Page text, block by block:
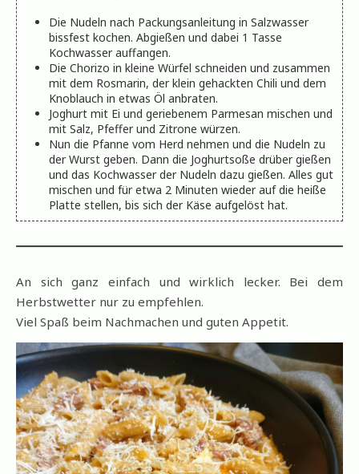
Die Nudeln nach Packungsanleitung in Salzwasser
bissfest kochen. Abgießen und dabei 1 Tasse
Kochwasser auffangen.
Die Chorizo in kleine Würfel schneiden und zusammen
mit dem Rosmarin, der klein gehackten Chili und dem
Knoblauch in etwas Öl anbraten.
Joghurt mit Ei und geriebenem Parmesan mischen und
mit Salz, Pfeffer und Zitrone würzen.
Nun die Pfanne vom Herd nehmen und die Nudeln zu
der Wurst geben. Dann die Joghurtsoße drüber gießen
und das Kochwasser der Nudeln dazu gießen. Alles gut
mischen und für etwa 2 Minuten wieder auf die heiße
Platte stellen, bis sich der Käse aufgelöst hat.
An sich ganz einfach und wirklich lecker. Bei dem
Herbstwetter nur zu empfehlen.
Viel Spaß beim Nachmachen und guten Appetit.